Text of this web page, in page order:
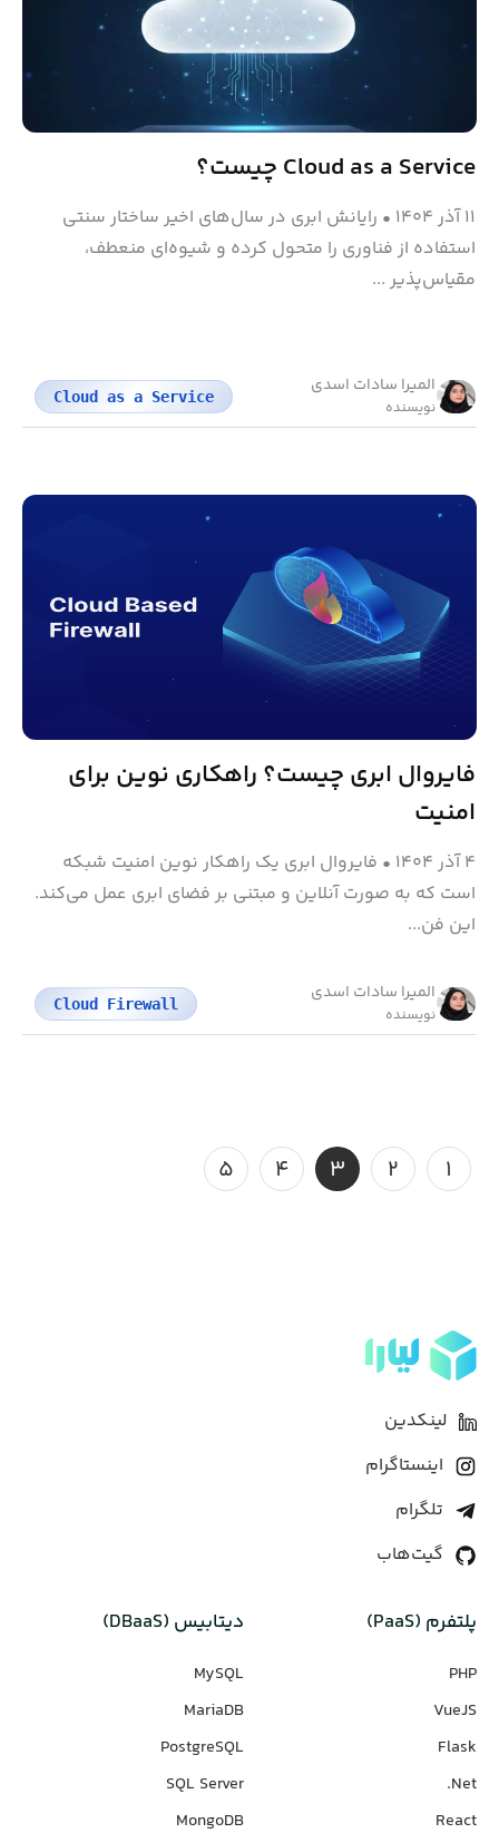
Cloud as a Service چیست؟
۱۱ آذر ۱۴۰۴ • رایانش ابری در سال‌های اخیر ساختار سنتی
استفاده از فناوری را متحول کرده و شیوه‌ای منعطف،
مقیاس‌پذیر ...
المیرا سادات اسدی
نویسنده
Cloud as a Service
فایروال ابری چیست؟ راهکاری نوین برای
امنیت
۴ آذر ۱۴۰۴ • فایروال ابری یک راهکار نوین امنیت شبکه
است که به صورت آنلاین و مبتنی بر فضای ابری عمل می‌کند.
این فن...
المیرا سادات اسدی
نویسنده
Cloud Firewall
۱ ۲ ۳ ۴ ۵
لینکدین
اینستاگرام
تلگرام
گیت‌هاب
پلتفرم (PaaS)
PHP
VueJS
Flask
Net.
React
دیتابیس‌ (DBaaS)
MySQL
MariaDB
PostgreSQL
SQL Server
MongoDB